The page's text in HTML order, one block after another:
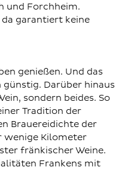
und Forchheim.
garantiert keine
genießen. Und das
Darüber hinaus
sondern beides. So
Tradition der
Brauereidichte der
wenige Kilometer
fränkischer Weine.
Frankens mit